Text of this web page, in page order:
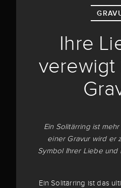
Ihre
verewigt
Ein Solitärring ist
einer Gravur wird er
Symbol Ihrer Liebe und
Ein Solitärring ist das